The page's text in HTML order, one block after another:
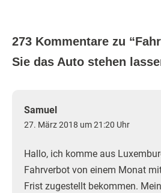
273 Kommentare zu “
Sie das Auto stehen
Samuel
27. März 2018 um 21:20 Uhr
Hallo, ich komme aus
Fahrverbot von einem Monat
Frist zugestellt bekommen.